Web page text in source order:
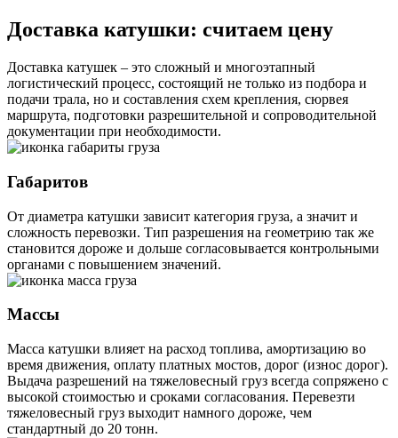
Доставка катушки: считаем цену
Доставка катушек – это сложный и многоэтапный
логистический процесс, состоящий не только из подбора и
подачи трала, но и составления схем крепления, сюрвея
маршрута, подготовки разрешительной и сопроводительной
документации при необходимости.
Габаритов
От диаметра катушки зависит категория груза, а значит и
сложность перевозки. Тип разрешения на геометрию так же
становится дороже и дольше согласовывается контрольными
органами с повышением значений.
Массы
Масса катушки влияет на расход топлива, амортизацию во
время движения, оплату платных мостов, дорог (износ дорог).
Выдача разрешений на тяжеловесный груз всегда сопряжено с
высокой стоимостью и сроками согласования. Перевезти
тяжеловесный груз выходит намного дороже, чем
стандартный до 20 тонн.